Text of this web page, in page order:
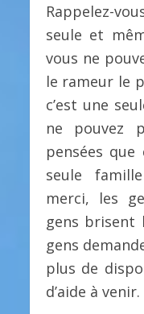
Rappelez-
seule et
vous ne
le rameur le
c’est une
ne pouvez
pensées
seule
merci, les
gens brisent
gens
plus de
d’aide à venir.